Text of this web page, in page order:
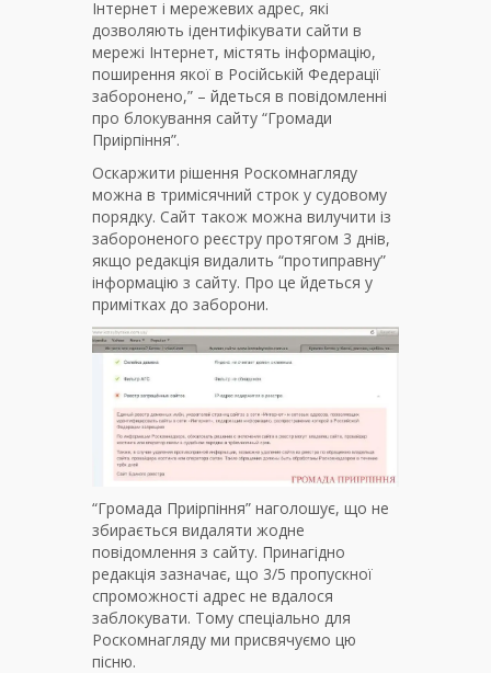
Інтернет і мережевих адрес, які
дозволяють ідентифікувати сайти в
мережі Інтернет, містять інформацію,
поширення якої в Російській Федерації
заборонено,” – йдеться в повідомленні
про блокування сайту “Громади
Приірпіння”.
Оскаржити рішення Роскомнагляду
можна в тримісячний строк у судовому
порядку. Сайт також можна вилучити із
забороненого реєстру протягом 3 днів,
якщо редакція видалить “протиправну”
інформацію з сайту. Про це йдеться у
примітках до заборони.
“Громада Приірпіння” наголошує, що не
збирається видаляти жодне
повідомлення з сайту. Принагідно
редакція зазначає, що 3/5 пропускної
спроможності адрес не вдалося
заблокувати. Тому спеціально для
Роскомнагляду ми присвячуємо цю
пісню.